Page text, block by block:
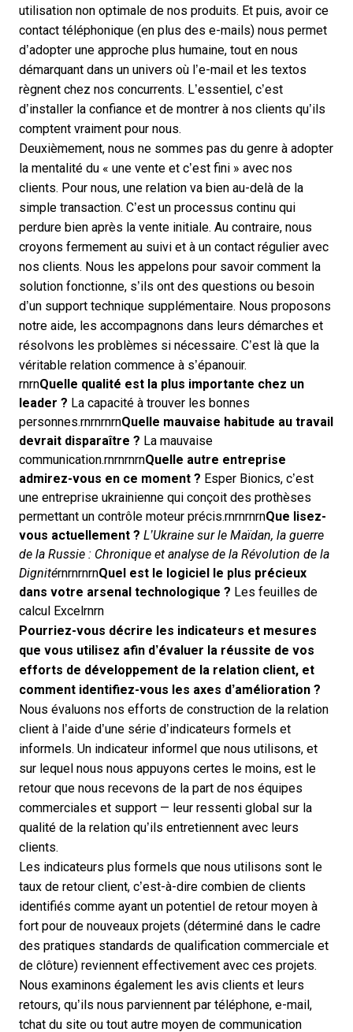
utilisation non optimale de nos produits. Et puis, avoir ce
contact téléphonique (en plus des e-mails) nous permet
d’adopter une approche plus humaine, tout en nous
démarquant dans un univers où l’e-mail et les textos
règnent chez nos concurrents. L’essentiel, c’est
d’installer la confiance et de montrer à nos clients qu’ils
comptent vraiment pour nous.
Deuxièmement, nous ne sommes pas du genre à adopter
la mentalité du « une vente et c’est fini » avec nos
clients. Pour nous, une relation va bien au-delà de la
simple transaction. C’est un processus continu qui
perdure bien après la vente initiale. Au contraire, nous
croyons fermement au suivi et à un contact régulier avec
nos clients. Nous les appelons pour savoir comment la
solution fonctionne, s’ils ont des questions ou besoin
d’un support technique supplémentaire. Nous proposons
notre aide, les accompagnons dans leurs démarches et
résolvons les problèmes si nécessaire. C’est là que la
véritable relation commence à s’épanouir.
rnrnQuelle qualité est la plus importante chez un
leader ? La capacité à trouver les bonnes
personnes.rnrnrnrnQuelle mauvaise habitude au travail
devrait disparaître ? La mauvaise
communication.rnrnrnrnQuelle autre entreprise
admirez-vous en ce moment ? Esper Bionics, c’est
une entreprise ukrainienne qui conçoit des prothèses
permettant un contrôle moteur précis.rnrnrnrnQue lisez-
vous actuellement ? L’Ukraine sur le Maïdan, la guerre
de la Russie : Chronique et analyse de la Révolution de la
DignitérnrnrnrnQuel est le logiciel le plus précieux
dans votre arsenal technologique ? Les feuilles de
calcul Excelrnrn
Pourriez-vous décrire les indicateurs et mesures
que vous utilisez afin d’évaluer la réussite de vos
efforts de développement de la relation client, et
comment identifiez-vous les axes d’amélioration ?
Nous évaluons nos efforts de construction de la relation
client à l’aide d’une série d’indicateurs formels et
informels. Un indicateur informel que nous utilisons, et
sur lequel nous nous appuyons certes le moins, est le
retour que nous recevons de la part de nos équipes
commerciales et support — leur ressenti global sur la
qualité de la relation qu’ils entretiennent avec leurs
clients.
Les indicateurs plus formels que nous utilisons sont le
taux de retour client, c’est-à-dire combien de clients
identifiés comme ayant un potentiel de retour moyen à
fort pour de nouveaux projets (déterminé dans le cadre
des pratiques standards de qualification commerciale et
de clôture) reviennent effectivement avec ces projets.
Nous examinons également les avis clients et leurs
retours, qu’ils nous parviennent par téléphone, e-mail,
tchat du site ou tout autre moyen de communication